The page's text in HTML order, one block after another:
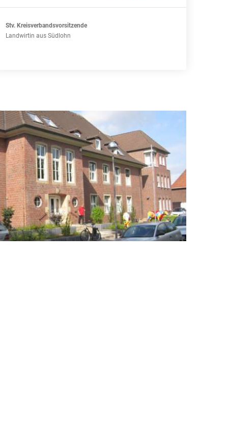
Stv. Kreisverbandsvorsitzende
Landwirtin aus Südlohn